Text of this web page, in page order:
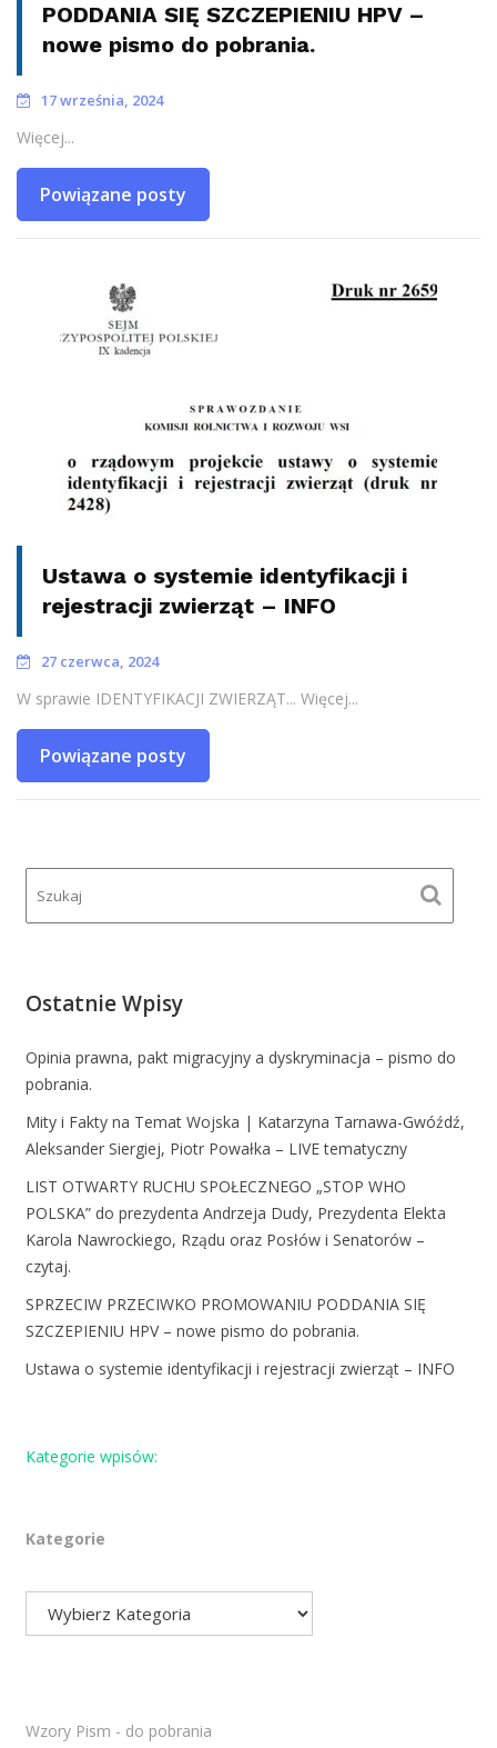
PODDANIA SIĘ SZCZEPIENIU HPV –
nowe pismo do pobrania.
17 września, 2024
Więcej...
Powiązane posty
Ustawa o systemie identyfikacji i
rejestracji zwierząt – INFO
27 czerwca, 2024
W sprawie IDENTYFIKACJI ZWIERZĄT... Więcej...
Powiązane posty
Ostatnie Wpisy
Opinia prawna, pakt migracyjny a dyskryminacja – pismo do
pobrania.
Mity i Fakty na Temat Wojska | Katarzyna Tarnawa-Gwóźdź,
Aleksander Siergiej, Piotr Powałka – LIVE tematyczny
LIST OTWARTY RUCHU SPOŁECZNEGO „STOP WHO
POLSKA” do prezydenta Andrzeja Dudy, Prezydenta Elekta
Karola Nawrockiego, Rządu oraz Posłów i Senatorów –
czytaj.
SPRZECIW PRZECIWKO PROMOWANIU PODDANIA SIĘ
SZCZEPIENIU HPV – nowe pismo do pobrania.
Ustawa o systemie identyfikacji i rejestracji zwierząt – INFO
Kategorie wpisów:
Kategorie
Wzory Pism - do pobrania